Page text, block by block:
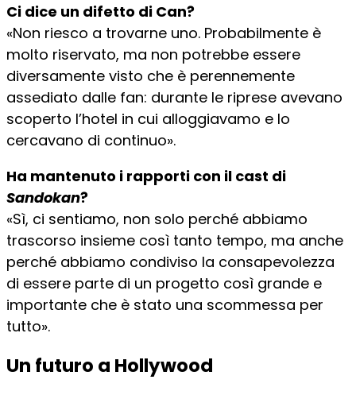
Ci dice un difetto di Can?
«Non riesco a trovarne uno. Probabilmente è
molto riservato, ma non potrebbe essere
diversamente visto che è perennemente
assediato dalle fan: durante le riprese avevano
scoperto l’hotel in cui alloggiavamo e lo
cercavano di continuo».
Ha mantenuto i rapporti con il cast di
Sandokan?
«Sì, ci sentiamo, non solo perché abbiamo
trascorso insieme così tanto tempo, ma anche
perché abbiamo condiviso la consapevolezza
di essere parte di un progetto così grande e
importante che è stato una scommessa per
tutto».
Un futuro a Hollywood